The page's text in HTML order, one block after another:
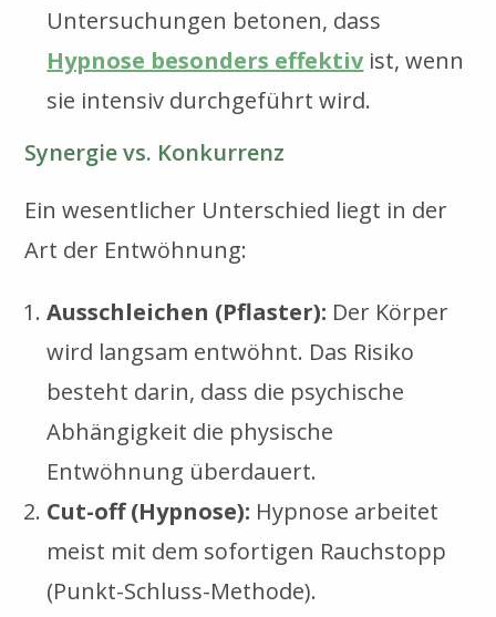
Untersuchungen betonen, dass
Hypnose besonders effektivist, wenn
sie intensiv durchgeführt wird.
Synergie vs. Konkurrenz
Ein wesentlicher Unterschied liegt in der
Art der Entwöhnung:
Ausschleichen (Pflaster): Der Körper
wird langsam entwöhnt. Das Risiko
besteht darin, dass die psychische
Abhängigkeit die physische
Entwöhnung überdauert.
Cut-off (Hypnose): Hypnose arbeitet
meist mit dem sofortigen Rauchstopp
(Punkt-Schluss-Methode).